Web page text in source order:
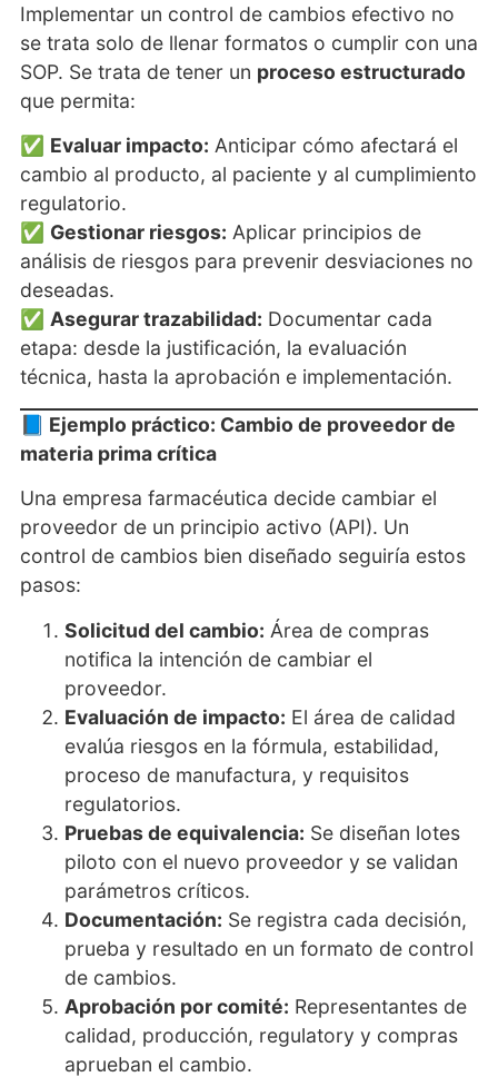
Implementar un control de cambios efectivo no
se trata solo de llenar formatos o cumplir con una
SOP. Se trata de tener un proceso estructurado
que permita:
✅ Evaluar impacto: Anticipar cómo afectará el
cambio al producto, al paciente y al cumplimiento
regulatorio.
✅ Gestionar riesgos: Aplicar principios de
análisis de riesgos para prevenir desviaciones no
deseadas.
✅ Asegurar trazabilidad: Documentar cada
etapa: desde la justificación, la evaluación
técnica, hasta la aprobación e implementación.
📘 Ejemplo práctico: Cambio de proveedor de
materia prima crítica
Una empresa farmacéutica decide cambiar el
proveedor de un principio activo (API). Un
control de cambios bien diseñado seguiría estos
pasos:
Solicitud del cambio: Área de compras
notifica la intención de cambiar el
proveedor.
Evaluación de impacto: El área de calidad
evalúa riesgos en la fórmula, estabilidad,
proceso de manufactura, y requisitos
regulatorios.
Pruebas de equivalencia: Se diseñan lotes
piloto con el nuevo proveedor y se validan
parámetros críticos.
Documentación: Se registra cada decisión,
prueba y resultado en un formato de control
de cambios.
Aprobación por comité: Representantes de
calidad, producción, regulatory y compras
aprueban el cambio.